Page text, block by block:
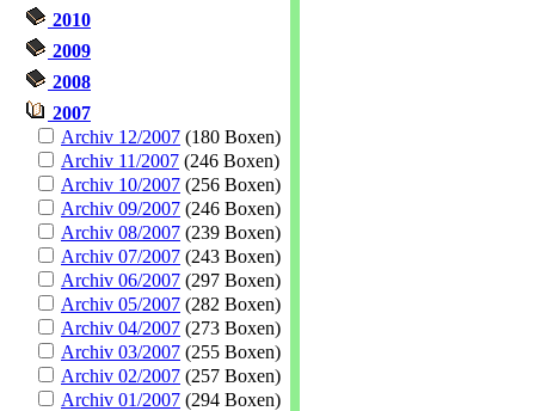
2010
2009
2008
2007
Archiv 12/2007 (180 Boxen)
Archiv 11/2007 (246 Boxen)
Archiv 10/2007 (256 Boxen)
Archiv 09/2007 (246 Boxen)
Archiv 08/2007 (239 Boxen)
Archiv 07/2007 (243 Boxen)
Archiv 06/2007 (297 Boxen)
Archiv 05/2007 (282 Boxen)
Archiv 04/2007 (273 Boxen)
Archiv 03/2007 (255 Boxen)
Archiv 02/2007 (257 Boxen)
Archiv 01/2007 (294 Boxen)